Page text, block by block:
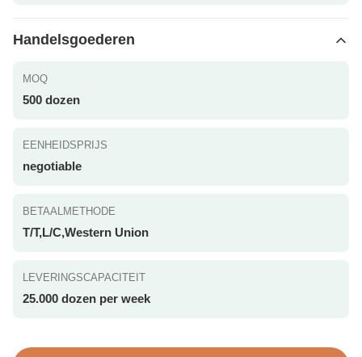
Handelsgoederen
MOQ
500 dozen
EENHEIDSPRIJS
negotiable
BETAALMETHODE
T/T,L/C,Western Union
LEVERINGSCAPACITEIT
25.000 dozen per week